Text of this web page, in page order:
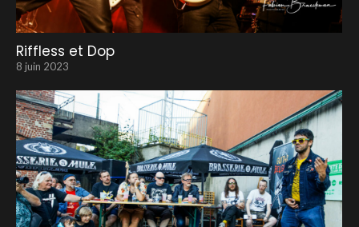
Riffless et Dop
8 juin 2023